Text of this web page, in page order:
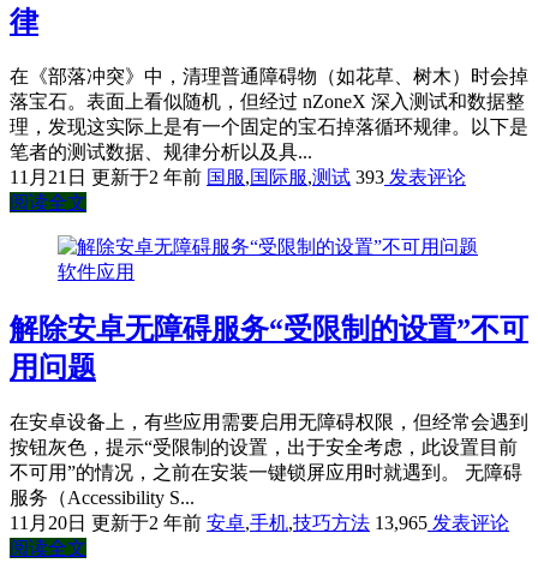
律
在《部落冲突》中，清理普通障碍物（如花草、树木）时会掉
落宝石。表面上看似随机，但经过 nZoneX 深入测试和数据整
理，发现这实际上是有一个固定的宝石掉落循环规律。以下是
笔者的测试数据、规律分析以及具...
11月21日 更新于2 年前 国服,国际服,测试 393 发表评论
阅读全文
软件应用
解除安卓无障碍服务“受限制的设置”不可
用问题
在安卓设备上，有些应用需要启用无障碍权限，但经常会遇到
按钮灰色，提示“受限制的设置，出于安全考虑，此设置目前
不可用”的情况，之前在安装一键锁屏应用时就遇到。 无障碍
服务（Accessibility S...
11月20日 更新于2 年前 安卓,手机,技巧方法 13,965 发表评论
阅读全文